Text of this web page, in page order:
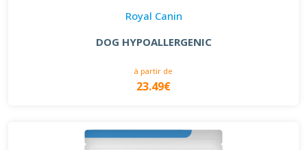
Royal Canin
DOG HYPOALLERGENIC
à partir de
23.49€